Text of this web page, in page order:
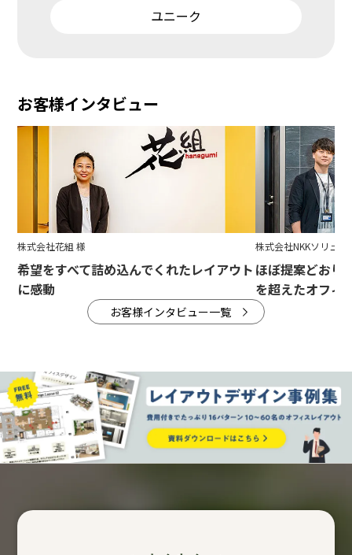
ユニーク
お客様インタビュー
株式会社花組 様
希望をすべて詰め込んでくれたレイアウト
に感動
株式会社NKKソリュー
ほぼ提案どおり
を超えたオフィ
お客様インタビュー一覧